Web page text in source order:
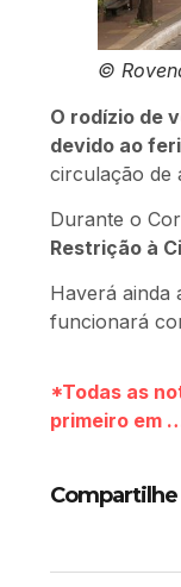
©
O rodízio de
devido ao
circulação de
Durante o
Restrição à
Haverá ainda
funcionará
*Todas as
primeiro em